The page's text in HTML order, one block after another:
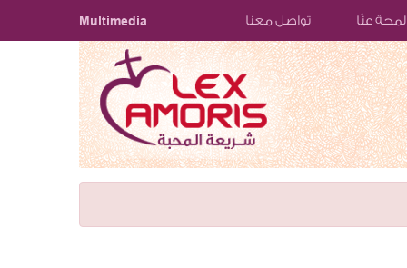
لمحة عنّا تواصل معنا Multimedia